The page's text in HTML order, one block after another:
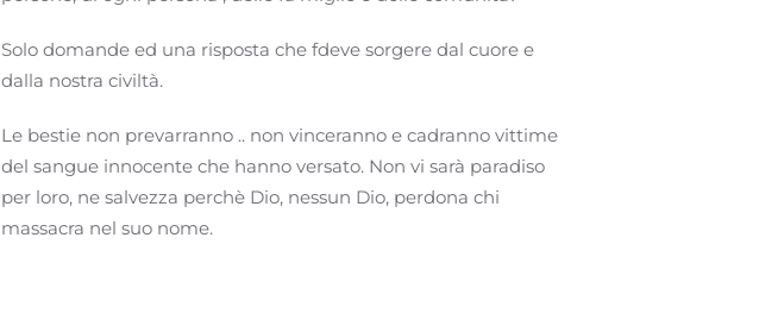
Solo domande ed una risposta che fdeve sorgere dal cuore e
dalla nostra civiltà.
Le bestie non prevarranno .. non vinceranno e cadranno vittime
del sangue innocente che hanno versato. Non vi sarà paradiso
per loro, ne salvezza perchè Dio, nessun Dio, perdona chi
massacra nel suo nome.